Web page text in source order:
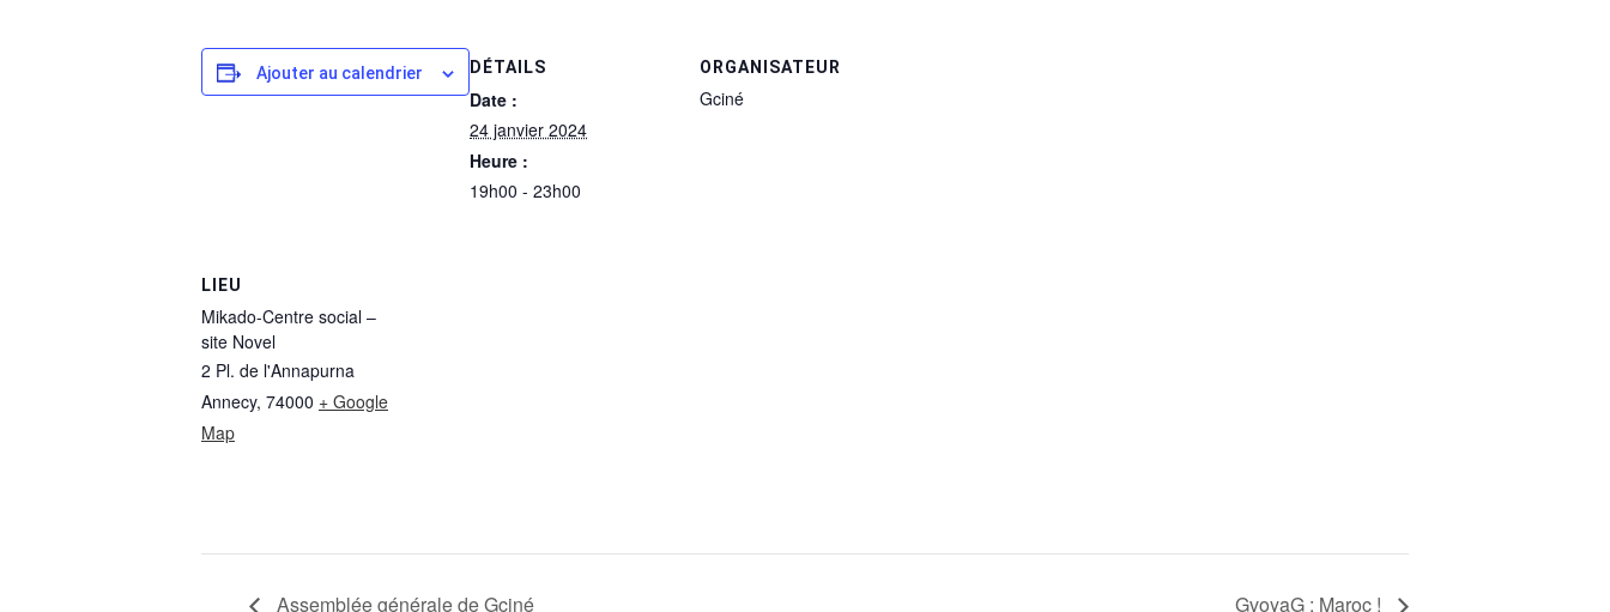
Ajouter au calendrier DÉTAILS
Date :
24 janvier 2024
Heure :
19h00 - 23h00
ORGANISATEUR
Gciné
LIEU
Mikado-Centre social –
site Novel
2 Pl. de l'Annapurna
Annecy, 74000 + Google
Map
Assemblée générale de Gciné GvoyaG : Maroc !